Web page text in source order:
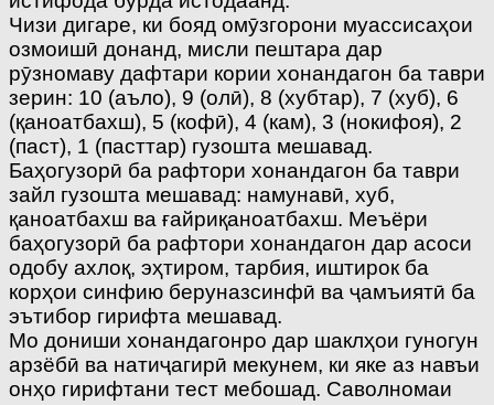
Чизи дигаре, ки бояд омӯзгорони муассисаҳои
озмоишӣ донанд, мисли пештара дар
рӯзномаву дафтари кории хонандагон ба таври
зерин: 10 (аъло), 9 (олӣ), 8 (хубтар), 7 (хуб), 6
(қаноатбахш), 5 (кофӣ), 4 (кам), 3 (нокифоя), 2
(паст), 1 (пасттар) гузошта мешавад.
Баҳогузорӣ ба рафтори хонандагон ба таври
зайл гузошта мешавад: намунавӣ, хуб,
қаноатбахш ва ғайриқаноатбахш. Меъёри
баҳогузорӣ ба рафтори хонандагон дар асоси
одобу ахлоқ, эҳтиром, тарбия, иштирок ба
корҳои синфию беруназсинфӣ ва ҷамъиятӣ ба
эътибор гирифта мешавад.
Мо дониши хонандагонро дар шаклҳои гуногун
арзёбӣ ва натиҷагирӣ мекунем, ки яке аз навъи
онҳо гирифтани тест мебошад. Саволномаи